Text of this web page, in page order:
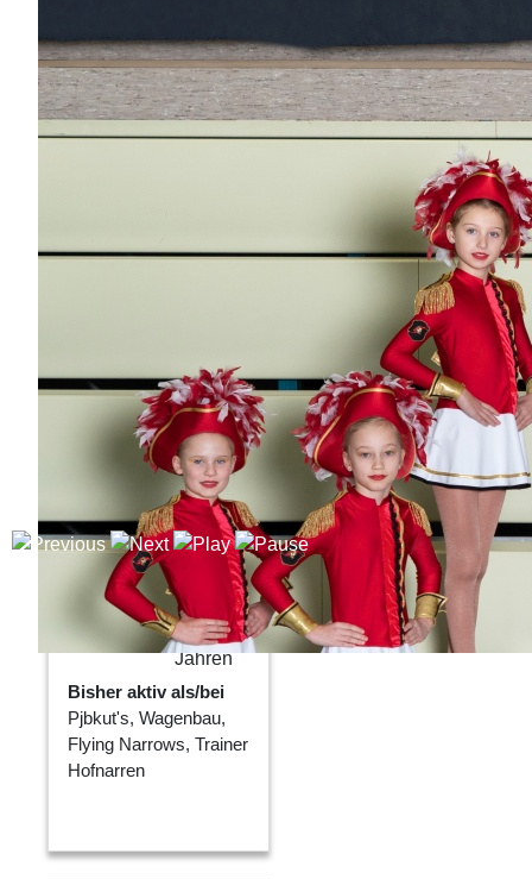
Steffen Starz
Jahren
Stefan Thanheiser
Dabei
15
Jahren
Bisher aktiv als/bei
Pjbkut's, Wagenbau,
Flying Narrows, Trainer
Hofnarren